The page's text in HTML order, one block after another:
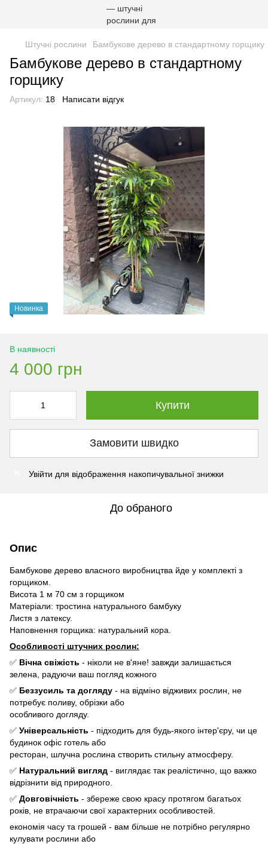
Штучні рослини Бамбукове дерево в стандартному горщику
Бамбукове дерево в стандартному
горщику
Артикул: 18 Написати відгук
Новинка
В наявності
4 000 грн
Купити
Замовити швидко
Увійти для відображення накопичувальної знижки
До обраного
Опис
Бамбукове дерево власного виробництва йде у комплекті з
горщиком.
Висота 1 м 70 см з горщиком
Матеріали: тростина натурального бамбуку
Листя з латексу.
Наповнення горщика: натуральний кора.
Особливості штучних рослин:
✅ Вічна свіжість - ніколи не в'яне! завжди залишається
зелена, радуючи ваш погляд кожного
✅ Беззусиль та догляду - на відміно відживих рослин, не
потребує поливу, обрізки або
особливого догляду.
✅ Універсальність - підходить для будь-якого інтер'єру, чи це
будинок офіс готель або
ресторан, шлучна рослина створить стильну атмосферу.
✅ Натуральний вигляд - виглядає так реалістично, що важко
відрізнити від природного.
✅ Довговічність - збереже свою красу протягом багатьох
років, не втрачаючи свої характерних особливостей.
економія часу та грошей - вам більше не потрібно регулярно
кулувати рослини або